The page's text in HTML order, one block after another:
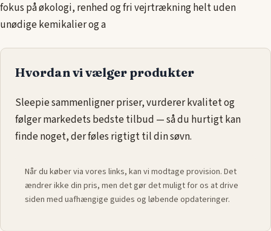
fokus på økologi, renhed og fri vejrtrækning helt uden
unødige kemikalier og a
Hvordan vi vælger produkter
Sleepie sammenligner priser, vurderer kvalitet og
følger markedets bedste tilbud — så du hurtigt kan
finde noget, der føles rigtigt til din søvn.
Når du køber via vores links, kan vi modtage provision. Det
ændrer ikke din pris, men det gør det muligt for os at drive
siden med uafhængige guides og løbende opdateringer.